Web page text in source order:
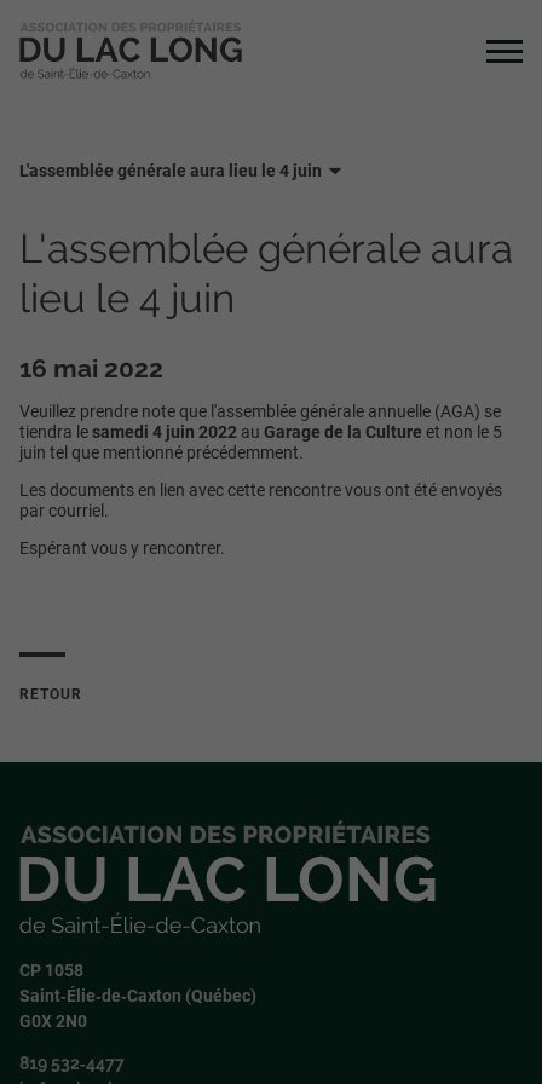
L'assemblée générale aura lieu le 4 juin
L'assemblée générale aura
lieu le 4 juin
16 mai 2022
Veuillez prendre note que l'assemblée générale annuelle (AGA) se
tiendra lesamedi 4 juin 2022 au Garage de la Culture et non le 5
juin tel que mentionné précédemment.
Les documents en lien avec cette rencontre vous ont été envoyés
par courriel.
Espérant vous y rencontrer.
RETOUR
CP 1058
Saint‑Élie‑de‑Caxton (Québec)
G0X 2N0
819 532‑4477